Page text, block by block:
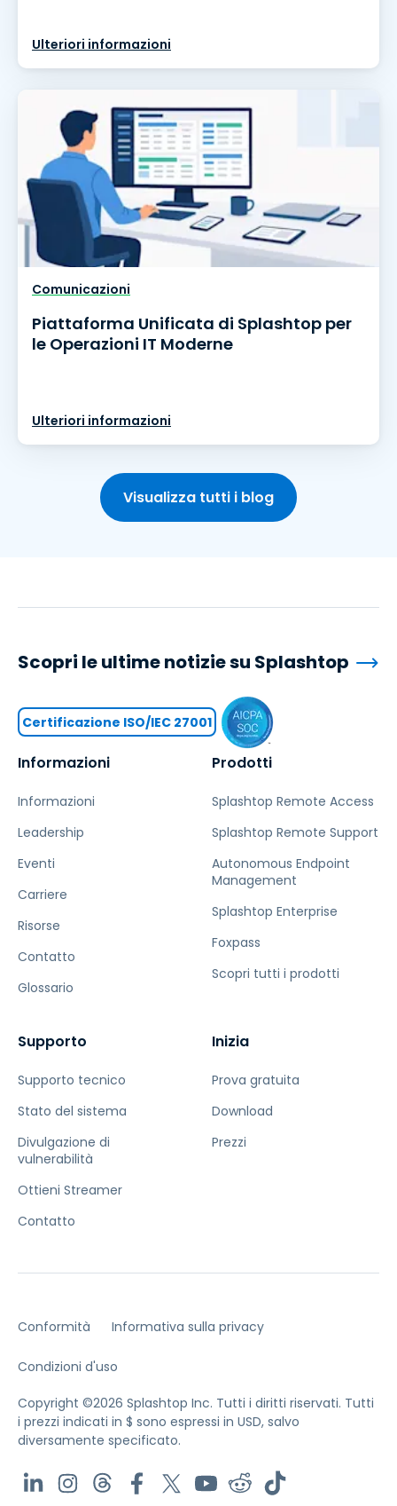
Ulteriori informazioni
Comunicazioni
Piattaforma Unificata di Splashtop per
le Operazioni IT Moderne
Ulteriori informazioni
Visualizza tutti i blog
Informazioni
Informazioni
Leadership
Eventi
Carriere
Risorse
Contatto
Glossario
Prodotti
Splashtop Remote Access
Splashtop Remote Support
Autonomous Endpoint
Management
Splashtop Enterprise
Foxpass
Scopri tutti i prodotti
Supporto
Supporto tecnico
Stato del sistema
Divulgazione di
vulnerabilità
Ottieni Streamer
Contatto
Inizia
Prova gratuita
Download
Prezzi
Scopri le ultime notizie su Splashtop
Certificazione ISO/IEC 27001
Conformità Informativa sulla privacy
Condizioni d'uso
Copyright ©2026 Splashtop Inc. Tutti i diritti riservati. Tutti
i prezzi indicati in $ sono espressi in USD, salvo
diversamente specificato.